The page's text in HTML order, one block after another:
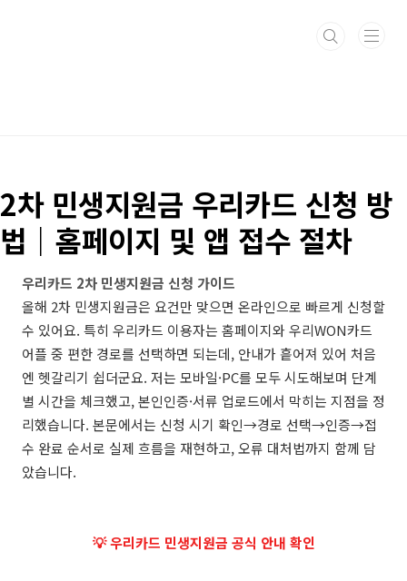
2차 민생지원금 우리카드 신청 방
법｜홈페이지 및 앱 접수 절차
우리카드 2차 민생지원금 신청 가이드
올해 2차 민생지원금은 요건만 맞으면 온라인으로 빠르게 신청할
수 있어요. 특히 우리카드 이용자는 홈페이지와 우리WON카드
어플 중 편한 경로를 선택하면 되는데, 안내가 흩어져 있어 처음
엔 헷갈리기 쉽더군요. 저는 모바일·PC를 모두 시도해보며 단계
별 시간을 체크했고, 본인인증·서류 업로드에서 막히는 지점을 정
리했습니다. 본문에서는 신청 시기 확인→경로 선택→인증→접
수 완료 순서로 실제 흐름을 재현하고, 오류 대처법까지 함께 담
았습니다.
💡 우리카드 민생지원금 공식 안내 확인